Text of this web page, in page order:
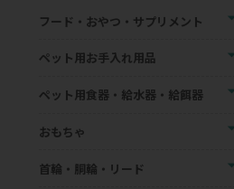
フード・おやつ・サプリメント
ペット用お手入れ用品
ペット用食器・給水器・給餌器
おもちゃ
首輪・胴輪・リード